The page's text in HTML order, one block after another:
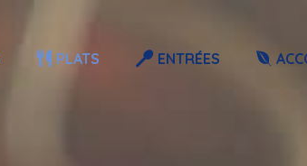
PLATS ENTRÉES